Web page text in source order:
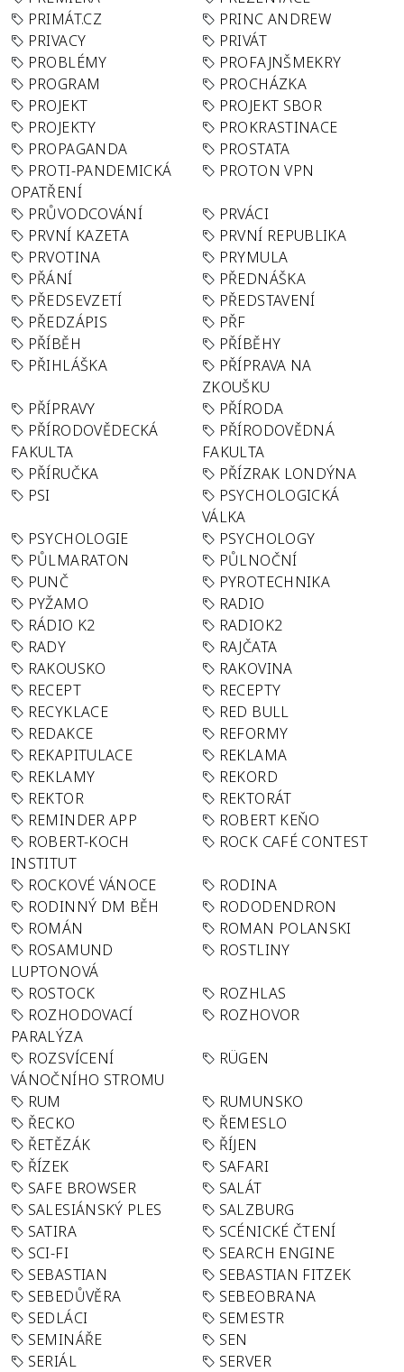
PRIMÁT.CZ
PRINC ANDREW
PRIVACY
PRIVÁT
PROBLÉMY
PROFAJNŠMEKRY
PROGRAM
PROCHÁZKA
PROJEKT
PROJEKT SBOR
PROJEKTY
PROKRASTINACE
PROPAGANDA
PROSTATA
PROTI-PANDEMICKÁ
OPATŘENÍ
PROTON VPN
PRŮVODCOVÁNÍ
PRVÁCI
PRVNÍ KAZETA
PRVNÍ REPUBLIKA
PRVOTINA
PRYMULA
PŘÁNÍ
PŘEDNÁŠKA
PŘEDSEVZETÍ
PŘEDSTAVENÍ
PŘEDZÁPIS
PŘF
PŘÍBĚH
PŘÍBĚHY
PŘIHLÁŠKA
PŘÍPRAVA NA
ZKOUŠKU
PŘÍPRAVY
PŘÍRODA
PŘÍRODOVĚDECKÁ
FAKULTA
PŘÍRODOVĚDNÁ
FAKULTA
PŘÍRUČKA
PŘÍZRAK LONDÝNA
PSI
PSYCHOLOGICKÁ
VÁLKA
PSYCHOLOGIE
PSYCHOLOGY
PŮLMARATON
PŮLNOČNÍ
PUNČ
PYROTECHNIKA
PYŽAMO
RADIO
RÁDIO K2
RADIOK2
RADY
RAJČATA
RAKOUSKO
RAKOVINA
RECEPT
RECEPTY
RECYKLACE
RED BULL
REDAKCE
REFORMY
REKAPITULACE
REKLAMA
REKLAMY
REKORD
REKTOR
REKTORÁT
REMINDER APP
ROBERT KEŇO
ROBERT-KOCH
INSTITUT
ROCK CAFÉ CONTEST
ROCKOVÉ VÁNOCE
RODINA
RODINNÝ DM BĚH
RODODENDRON
ROMÁN
ROMAN POLANSKI
ROSAMUND
LUPTONOVÁ
ROSTLINY
ROSTOCK
ROZHLAS
ROZHODOVACÍ
PARALÝZA
ROZHOVOR
ROZSVÍCENÍ
VÁNOČNÍHO STROMU
RÜGEN
RUM
RUMUNSKO
ŘECKO
ŘEMESLO
ŘETĚZÁK
ŘÍJEN
ŘÍZEK
SAFARI
SAFE BROWSER
SALÁT
SALESIÁNSKÝ PLES
SALZBURG
SATIRA
SCÉNICKÉ ČTENÍ
SCI-FI
SEARCH ENGINE
SEBASTIAN
SEBASTIAN FITZEK
SEBEDŮVĚRA
SEBEOBRANA
SEDLÁCI
SEMESTR
SEMINÁŘE
SEN
SERIÁL
SERVER